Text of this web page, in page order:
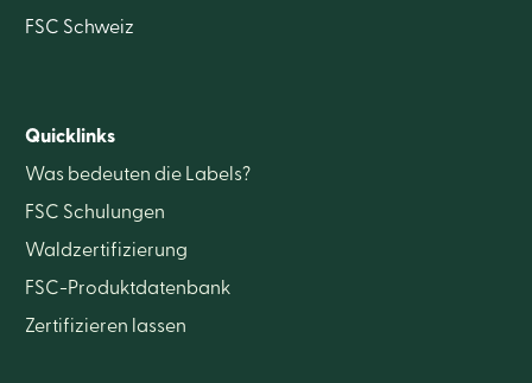
FSC Schweiz
Quicklinks
Was bedeuten die Labels?
FSC Schulungen
Waldzertifizierung
FSC-Produktdatenbank
Zertifizieren lassen